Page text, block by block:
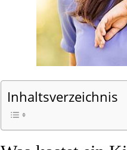
Inhaltsverzeichnis